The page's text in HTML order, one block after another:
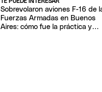
Sobrevolaron aviones F-16 de
Fuerzas Armadas en Buenos
Aires: cómo fue la práctica y